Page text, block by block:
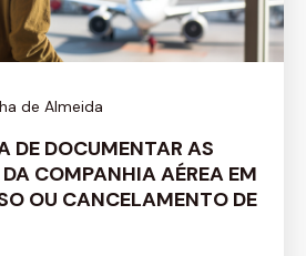
de Almeida
DE DOCUMENTAR AS
COMPANHIA AÉREA EM
OU CANCELAMENTO DE